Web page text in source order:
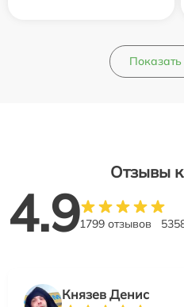
Отзывы
4.91799 отзывов
Князев Денис